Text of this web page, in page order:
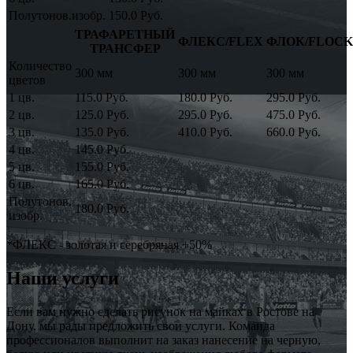
Полутонов.изобр. 150.0 Руб.
ТРАФАРЕТНЫЙ
ТРАНСФЕР
ФЛЕКС/FLEX ФЛОК/FLOCK
Количество
цветов
300 мм 300 мм
300 мм
1 цв.
115.0 Руб. 180.0 Руб.
295.0 Руб.
2 цв.
125.0 Руб. 295.0 Руб.
475.0 Руб.
3 цв.
135.0 Руб. 410.0 Руб.
660.0 Руб.
4 цв.
145.0 Руб.
5 цв.
155.0 Руб.
6 цв.
165.0 Руб.
Полутонов.
изобр.
180.0 Руб.
*ФЛЕКС - золотая и серебряная +50%
Наши услуги
Если вам нужно сделать рисунок на майках в Ростове на
Дону, мы рады предложить свои услуги. Команда
профессионалов выполнит на заказ нанесение на черную,